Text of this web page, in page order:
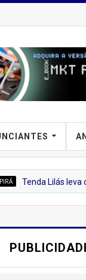
leva